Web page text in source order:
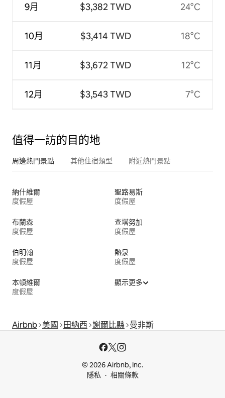
9月
10月
11月
12月
$3,382 TWD
$3,414 TWD
$3,672 TWD
$3,543 TWD
24°C
18°C
12°C
7°C
值得一訪的目的地
周邊熱門景點 其他住宿類型 附近熱門景點
納什維爾
度假屋
聖路易斯
度假屋
布蘭森
度假屋
查塔努加
度假屋
伯明翰
度假屋
熱泉
度假屋
本頓維爾
度假屋
顯示更多
Airbnb 美國 田納西 謝爾比縣 曼非斯
© 2026 Airbnb, Inc.
隱私
相關條款